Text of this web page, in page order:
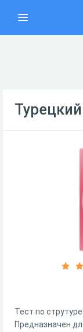
Тест по
Предназначен